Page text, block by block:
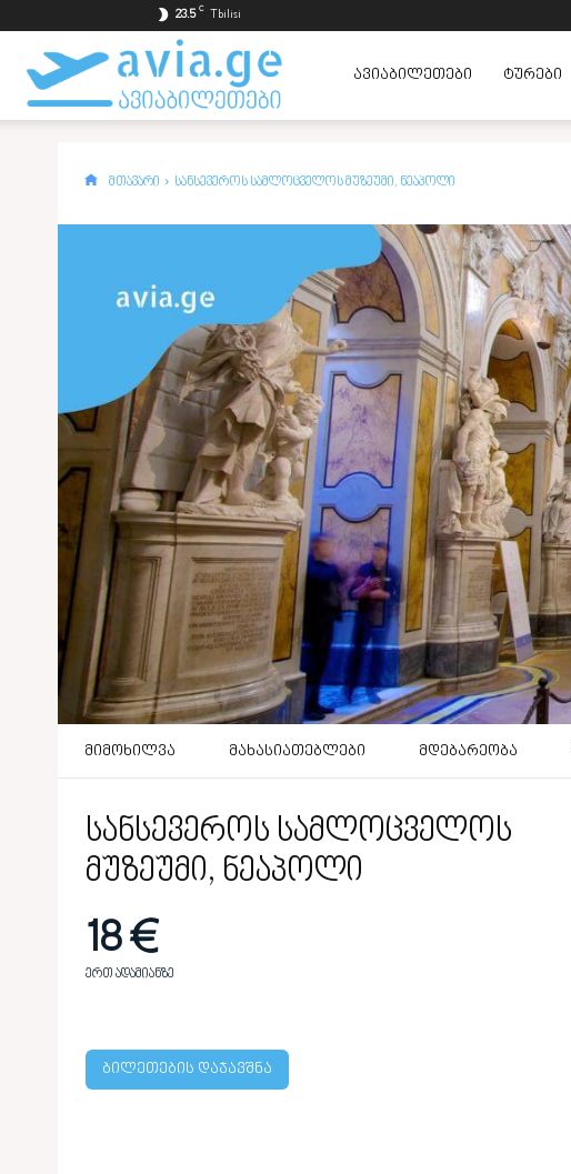
23.5 C Tbilisi
ავიაბილეთებიᲐᲕᲘᲐᲑᲘᲚᲔᲗᲔᲑᲘ ᲢᲣᲠᲔᲑᲘ
მთავარი სანსევეროს სამლოცველოს მუზეუმი, ნეაპოლი
მიმოხილვა მახასიათებლები მდებარეობა
სანსევეროს სამლოცველოს
მუზეუმი, ნეაპოლი
18 €
ერთ ადამიანზე
ბილეთების დაჯავშნა